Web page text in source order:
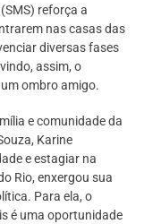
reforça a
nas casas das
diversas fases
assim, o
ombro amigo.
e comunidade da
Karine
e estagiar na
Rio, enxergou sua
Para ela, o
é uma oportunidade